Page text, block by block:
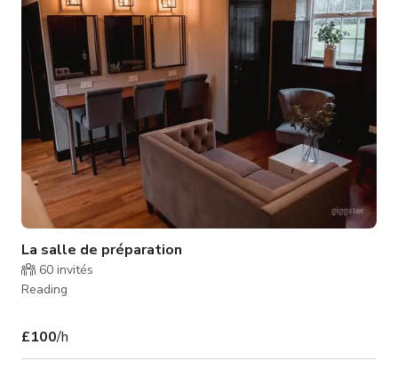
créent un lieu chaleureux et plein de caractère pour des réce
La salle de préparation
60 invités
Reading
£100/h